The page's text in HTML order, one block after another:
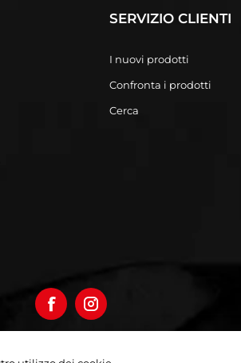
SERVIZIO CLIENTI
I nuovi prodotti
Confronta i prodotti
Cerca